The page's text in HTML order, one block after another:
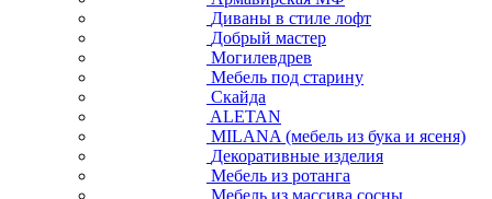
Диваны в стиле лофт
Добрый мастер
Могилевдрев
Мебель под старину
Скайда
ALETAN
MILANA (мебель из бука и ясеня)
Декоративные изделия
Мебель из ротанга
Мебель из массива сосны